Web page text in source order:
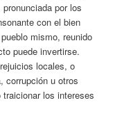
por los
con el bien
mismo, reunido
puede invertirse.
locales, o
corrupción u otros
los intereses